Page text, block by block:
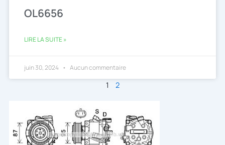
OL6656
LIRE LA SUITE »
juin 30, 2024 Aucun commentaire
1 2